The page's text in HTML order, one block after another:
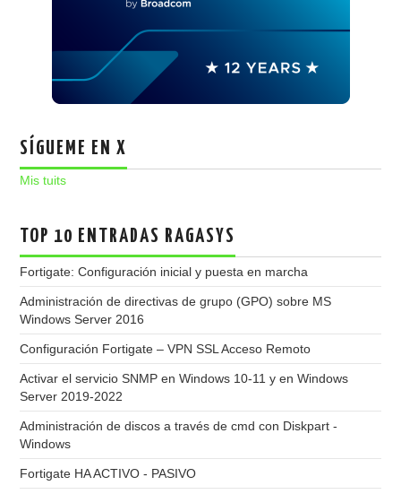
SÍGUEME EN X
Mis tuits
TOP 10 ENTRADAS RAGASYS
Fortigate: Configuración inicial y puesta en marcha
Administración de directivas de grupo (GPO) sobre MS
Windows Server 2016
Configuración Fortigate – VPN SSL Acceso Remoto
Activar el servicio SNMP en Windows 10-11 y en Windows
Server 2019-2022
Administración de discos a través de cmd con Diskpart -
Windows
Fortigate HA ACTIVO - PASIVO